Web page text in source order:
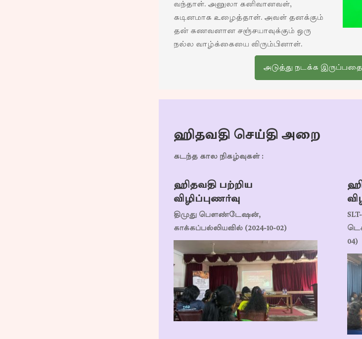
வந்தாள். அனுலா கனிவானவள்,
கடினமாக உழைத்தாள். அவள் தனக்கும்
தன் கணவனான சஞ்சயாவுக்கும் ஒரு
நல்ல வாழ்க்கையை விரும்பினாள்.
அடுத்து நடக்க
ஹிதவதி செய்தி அறை
கடந்த கால நிகழ்வுகள் :
ஹிதவதி பற்றிய
விழிப்புணர்வு
திமுது பௌண்டேஷன்,
காக்கப்பல்லியவில் (2024-10-02)
04)